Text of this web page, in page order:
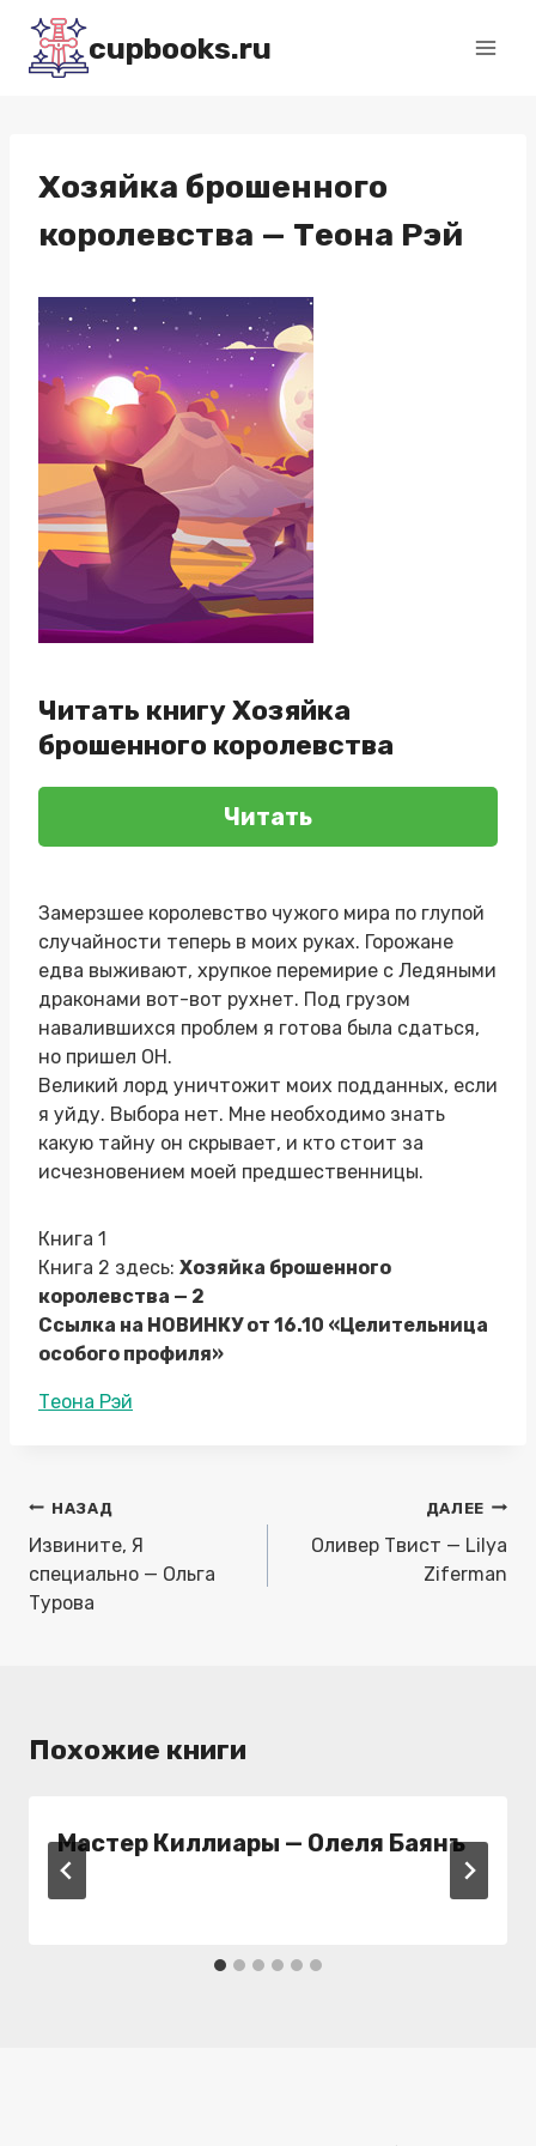
Перейти
содержимому
cupbooks.ru
Хозяйка брошенного
королевства — Теона Рэй
Читать книгу Хозяйка
брошенного королевства
Читать
Замерзшее королевство чужого мира по глупой
случайности теперь в моих руках. Горожане
едва выживают, хрупкое перемирие с Ледяными
драконами вот-вот рухнет. Под грузом
навалившихся проблем я готова была сдаться,
но пришел ОН.
Великий лорд уничтожит моих подданных, если
я уйду. Выбора нет. Мне необходимо знать
какую тайну он скрывает, и кто стоит за
исчезновением моей предшественницы.
Книга 1
Книга 2 здесь: Хозяйка брошенного
королевства — 2
Ссылка на НОВИНКУ от 16.10 «Целительница
особого профиля»
Метки
Теона Рэй
Навигация
по
записям
НАЗАД
Извините, Я
специально — Ольга
Турова
ДАЛЕЕ
Оливер Твист — Lilya
Ziferman
Похожие книги
Мастер Киллиары — Олеля Баянъ